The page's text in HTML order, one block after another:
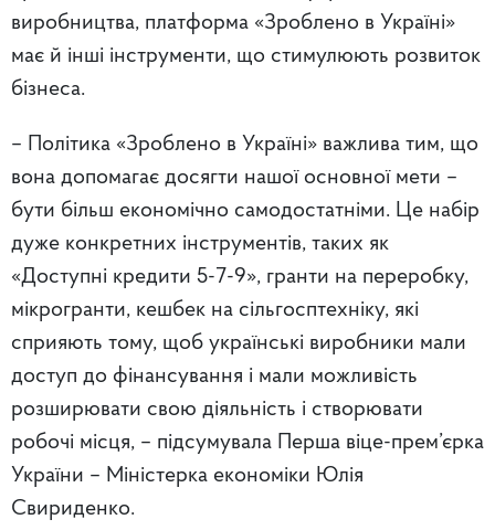
виробництва, платформа «Зроблено в Україні»
має й інші інструменти, що стимулюють розвиток
бізнеса.
– Політика «Зроблено в Україні» важлива тим, що
вона допомагає досягти нашої основної мети –
бути більш економічно самодостатніми. Це набір
дуже конкретних інструментів, таких як
«Доступні кредити 5-7-9», гранти на переробку,
мікрогранти, кешбек на сільгосптехніку, які
сприяють тому, щоб українські виробники мали
доступ до фінансування і мали можливість
розширювати свою діяльність і створювати
робочі місця, – підсумувала Перша віце-прем’єрка
України – Міністерка економіки Юлія
Свириденко.